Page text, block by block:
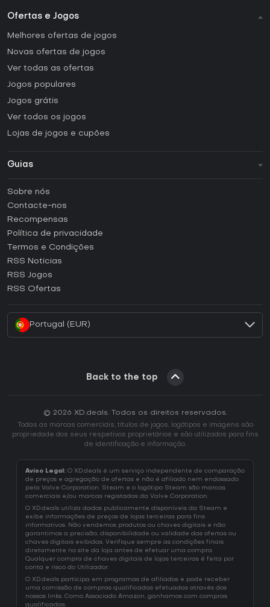
Ofertas e Jogos
Melhores ofertas de jogos
Novas ofertas de jogos
Ver todas as ofertas
Jogos populares
Jogos grátis
Ver todos os jogos
Lojas de jogos e cupões
Guias
Como ativar uma CD Key Steam?
Como ativar uma CD Key Epic Games?
Como ativar uma CD Key GOG?
Como ativar uma CD Key Ubisoft Connect?
Sobre nós
Contacte-nos
Recompensas
Política de privacidade
Termos e Condições
RSS Noticias
RSS Jogos
RSS Ofertas
Portugal (EUR)
Back to the top
© 2026 XD.deals. Todos os direitos reservados.
Todas as marcas comerciais, títulos de jogos, logótipos e imagens são
propriedade dos seus respetivos proprietários e são utilizados para fins
de identificação e informação.
Aviso Legal: O XD.deals é um serviço independente de comparação
de preços e agregação de ofertas e não é afiliado nem endossado
pela Valve Corporation. Steam e o logótipo Steam são marcas
comerciais e/ou marcas registadas da Valve Corporation.
O XD.deals utiliza dados publicamente disponíveis da Steam e
exibe informações de preços de lojas terceiras para fins
informativos. Não vendemos produtos ou chaves digitais e não
garantimos a precisão, disponibilidade ou validade das ofertas ou
chaves digitais exibidas. Verifique sempre as condições finais
diretamente no site da loja antes de efetuar uma compra.
Qualquer compra de chaves digitais de lojas terceiras é feita por
conta e risco do Utilizador.
O XD.deals participa em programas de afiliados e pode receber
uma comissão de compras qualificadas efetuadas através dos
nossos links. Como Associado Amazon, ganhamos com compras
qualificadas.